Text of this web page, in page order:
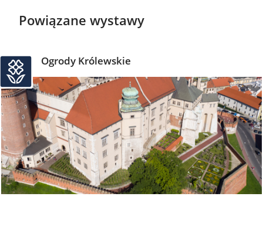
Powiązane wystawy
Ogrody Królewskie